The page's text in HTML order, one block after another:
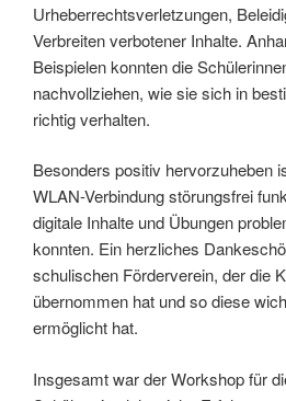
Urheberrechtsverletzungen,
Verbreiten verbotener Inhalte.
Beispielen konnten die
nachvollziehen, wie sie sich in
richtig verhalten.
Besonders positiv hervorzuheben
WLAN-Verbindung störungsfrei
digitale Inhalte und Übungen
konnten. Ein herzliches
schulischen Förderverein, der die
übernommen hat und so diese
ermöglicht hat.
Insgesamt war der Workshop für